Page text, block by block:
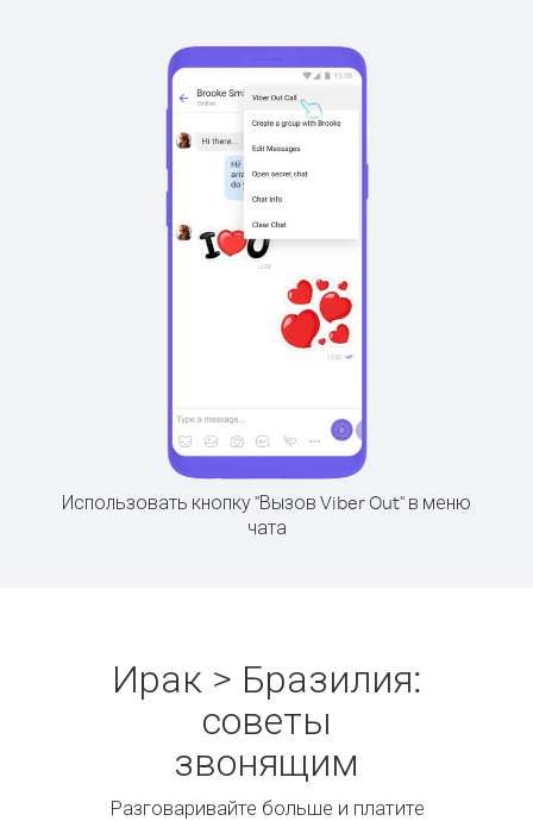
Использовать кнопку "Вызов Viber Out" в меню
чата
Ирак > Бразилия:
советы
звонящим
Разговаривайте больше и платите